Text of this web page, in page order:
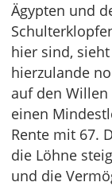
Ägypten und
hier sind,
hierzulande
auf den
einen
Rente mit 67.
die Löhne
und die